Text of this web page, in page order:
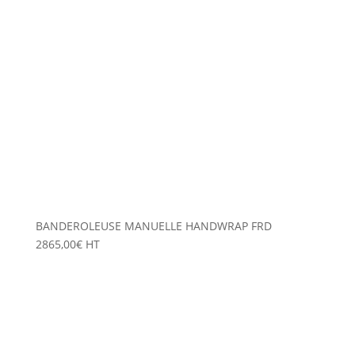
BANDEROLEUSE MANUELLE HANDWRAP FRD
2865,00€ HT